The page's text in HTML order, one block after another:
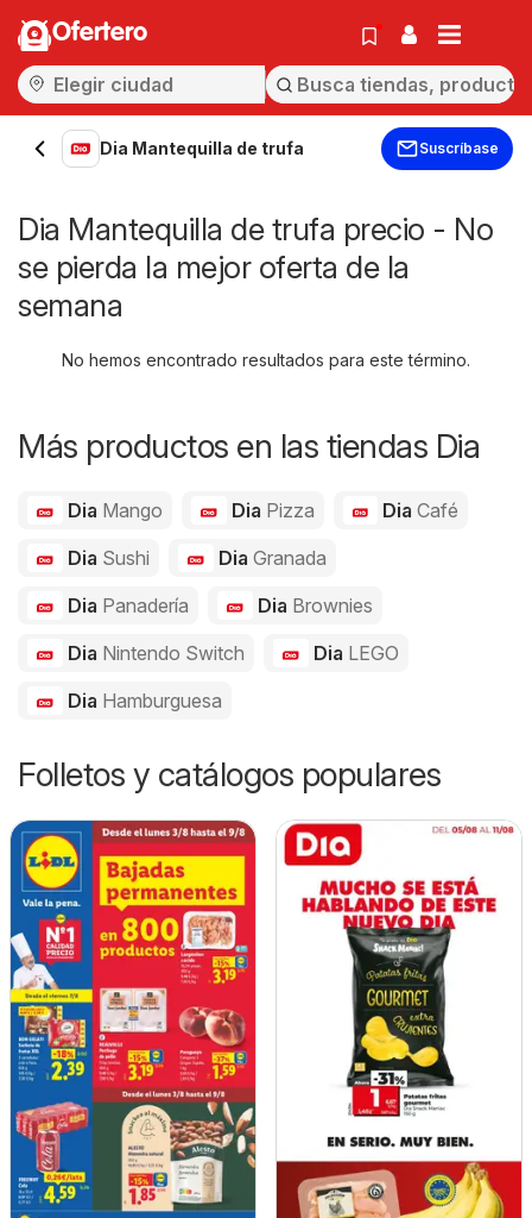
Ofertero
Dia Mantequilla de trufa Suscríbase
Dia Mantequilla de trufa precio - No
se pierda la mejor oferta de la
semana
No hemos encontrado resultados para este término.
Más productos en las tiendas Dia
Dia Mango Dia Pizza DiaCafé
Dia Sushi Dia Granada
Dia Panadería Dia Brownies
Dia Nintendo Switch Dia LEGO
Dia Hamburguesa
Folletos y catálogos populares